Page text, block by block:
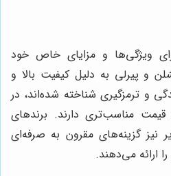
ویژگی‌ها و مزایای خاص خود
و پیرلی به دلیل کیفیت بالا و
و ترمزگیری شناخته شده‌اند، در
مناسب‌تری دارند. برندهای
نیز گزینه‌های مقرون به صرفه‌ای
ارائه می‌دهند.